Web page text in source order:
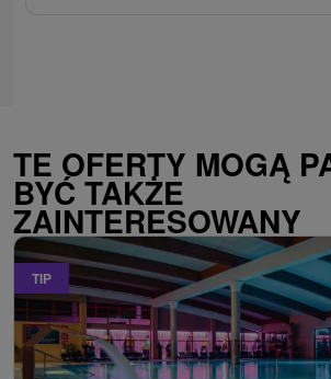
TE OFERTY MOGĄ
BYĆ TAKŻE
ZAINTERESOWANY
TIP